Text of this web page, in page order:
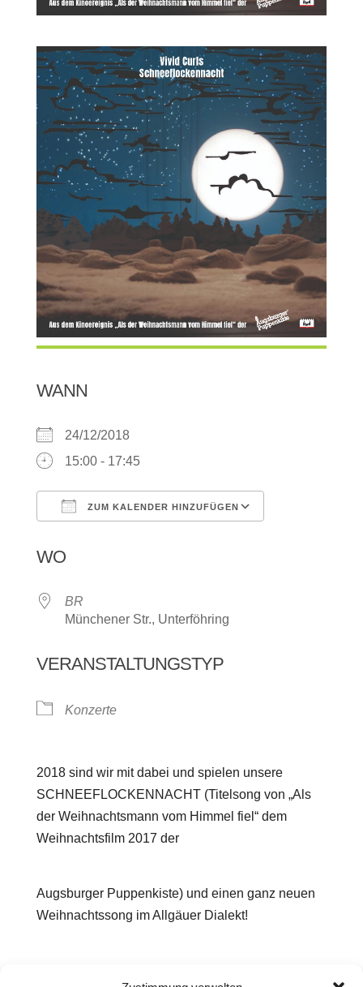
WANN
24/12/2018
15:00 - 17:45
ZUM KALENDER HINZUFÜGEN
WO
BR
Münchener Str., Unterföhring
VERANSTALTUNGSTYP
Konzerte
2018 sind wir mit dabei und spielen unsere
SCHNEEFLOCKENNACHT (Titelsong von „Als
der Weihnachtsmann vom Himmel fiel“ dem
Weihnachtsfilm 2017 der
Augsburger Puppenkiste) und einen ganz neuen
Weihnachtssong im Allgäuer Dialekt!